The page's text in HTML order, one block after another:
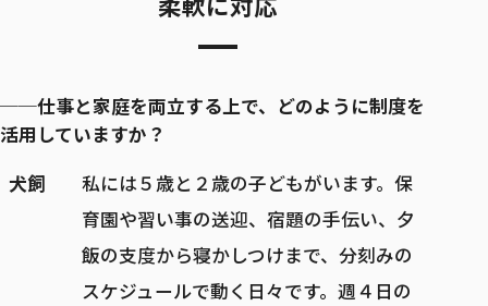
──仕事と家庭を両立する上で、どのように制度を
活用していますか？
犬飼
私には５歳と２歳の子どもがいます。保
育園や習い事の送迎、宿題の手伝い、夕
飯の支度から寝かしつけまで、分刻みの
スケジュールで動く日々です。週４日の